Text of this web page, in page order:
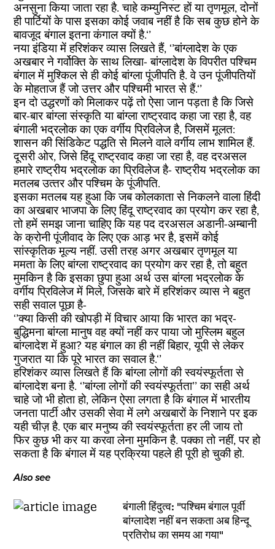
अनसुना किया जाता रहा है. चाहे कम्युनिस्ट हों या तृणमूल, दोनों
ही पार्टियों के पास इसका कोई जवाब नहीं है कि सब कुछ होने के
बावजूद बंगाल इतना कंगाल क्यों है.‘’
नया इंडिया में हरिशंकर व्‍यास लिखते हैं, ‘’बांग्लादेश के एक
अखबार ने गर्वोक्ति के साथ लिखा- बांग्लादेश के विपरीत पश्चिम
बंगाल में मुश्किल से ही कोई बांग्ला पूंजीपति है. वे उन पूंजीपतियों
के मोहताज हैं जो उत्तर और पश्चिमी भारत से हैं.‘’
इन दो उद्धरणों को मिलाकर पढ़ें तो ऐसा जान पड़ता है कि जिसे
बार-बार बांग्‍ला संस्‍कृति या बांग्‍ला राष्‍ट्रवाद कहा जा रहा है, वह
बंगाली भद्रलोक का एक वर्गीय प्रिविलेज है, जिसमें मूलत:
शासन की सिंडिकेट पद्धति से मिलने वाले वर्गीय लाभ शामिल हैं.
दूसरी ओर, जिसे हिंदू राष्‍ट्रवाद कहा जा रहा है, वह दरअसल
हमारे राष्‍ट्रीय भद्रलोक का प्रिविलेज है- राष्‍ट्रीय भद्रलोक का
मतलब उत्‍तर और पश्चिम के पूंजीपति.
इसका मतलब यह हुआ कि जब कोलकाता से निकलने वाला हिंदी
का अखबार भाजपा के लिए हिंदू राष्‍ट्रवाद का प्रयोग कर रहा है,
तो हमें समझ जाना चाहिए कि यह पद दरअसल अडानी-अम्‍बानी
के क्रोनी पूंजीवाद के लिए एक आड़ भर है, इसमें कोई
सांस्‍कृतिक मूल्‍य नहीं. उसी तरह अगर अखबार तृणमूल या
ममता के लिए बांग्‍ला राष्‍ट्रवाद का प्रयोग कर रहा है, तो बहुत
मुमकिन है कि इसका छुपा हुआ अर्थ उस बांग्‍ला भद्रलोक के
वर्गीय प्रिविलेज में मिले, जिसके बारे में हरिशंकर व्‍यास ने बहुत
सही सवाल पूछा है-
‘’क्या किसी की खोपड़ी में विचार आया कि भारत का भद्र-
बुद्धिमना बांग्ला मानुष वह क्यों नहीं कर पाया जो मुस्लिम बहुल
बांग्लादेश में हुआ? यह बंगाल का ही नहीं बिहार, यूपी से लेकर
गुजरात या कि पूरे भारत का सवाल है.‘’
हरिशंकर व्‍यास लिखते हैं कि बांग्ला लोगों की स्वयंस्फूर्तता से
बांग्लादेश बना है. ‘’बांग्ला लोगों की स्वयंस्फूर्तता’’ का सही अर्थ
चाहे जो भी होता हो, लेकिन ऐसा लगता है कि बंगाल में भारतीय
जनता पार्टी और उसकी सेवा में लगे अखबारों के निशाने पर इक
यही चीज़ है. एक बार मनुष्‍य की स्‍वयंस्‍फूर्तता हर ली जाय तो
फिर कुछ भी कर या करवा लेना मुमकिन है. पक्‍का तो नहीं, पर हो
सकता है कि बंगाल में यह प्रक्रिया पहले ही पूरी हो चुकी हो.
Also see
बंगाली हिंदुत्व: "पश्चिम बंगाल पूर्वी
बांग्लादेश नहीं बन सकता अब हिन्दू
प्रतिरोध का समय आ गया"